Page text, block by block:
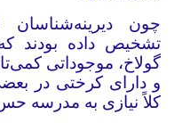
چون
تشخیص داده بودند
گولاخ، موجوداتی
و دارای کرختی در
کلاً نیازی به مدرسه